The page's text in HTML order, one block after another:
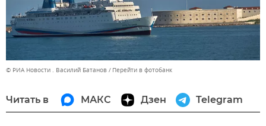
© РИА Новости . Василий Батанов Перейти в фотобанк
Читать в МАКС Дзен Telegram